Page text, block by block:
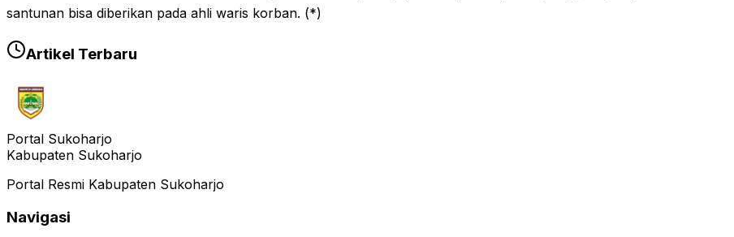
santunan bisa diberikan pada ahli waris korban. (*)
Artikel Terbaru
Portal Sukoharjo
Kabupaten Sukoharjo
Portal Resmi Kabupaten Sukoharjo
Navigasi